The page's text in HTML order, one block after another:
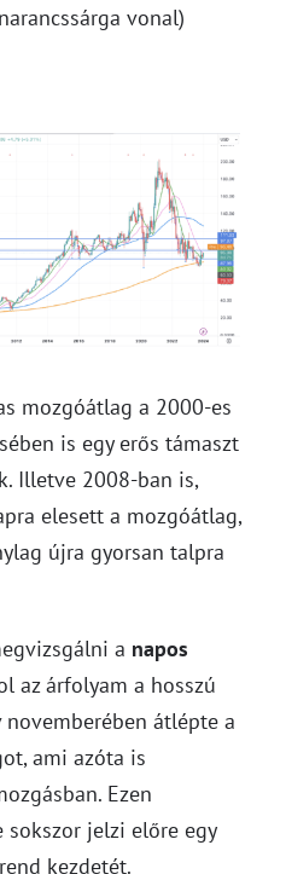
vonal)
mozgóátlag a 2000-es
is egy erős támaszt
Illetve 2008-ban is,
elesett a mozgóátlag,
újra gyorsan talpra
a napos
az árfolyam a hosszú
átlépte a
ami azóta is
Ezen
jelzi előre egy
kezdetét.